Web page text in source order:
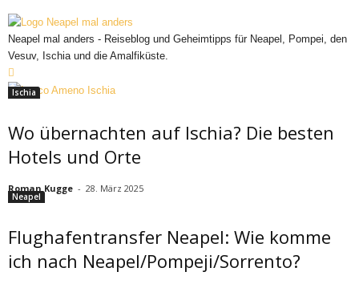
Neapel mal anders - Reiseblog und Geheimtipps für Neapel, Pompei, den
Vesuv, Ischia und die Amalfiküste.
Ischia
Wo übernachten auf Ischia? Die besten
Hotels und Orte
Roman Kugge - 28. März 2025
Neapel
Flughafentransfer Neapel: Wie komme
ich nach Neapel/Pompeji/Sorrento?